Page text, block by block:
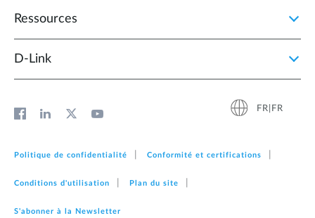
Ressources
D‑Link
FR|FR
Politique de confidentialité Conformité et certifications
Conditions d'utilisation Plan du site
S'abonner à la Newsletter